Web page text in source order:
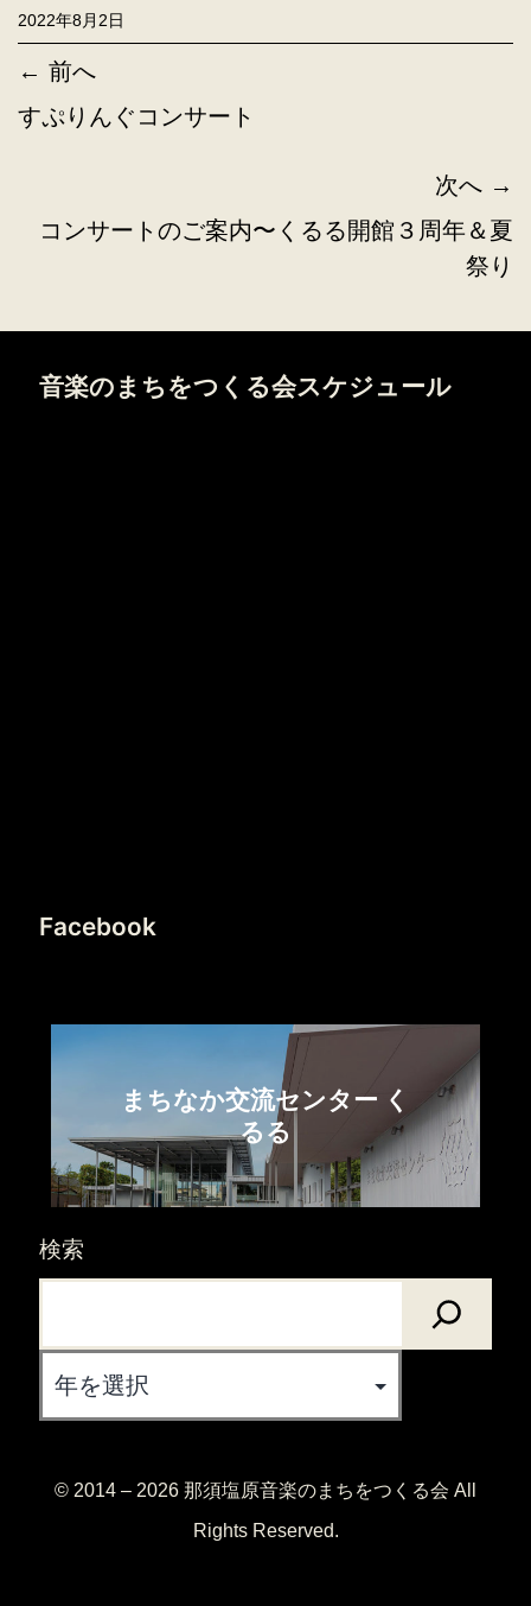
2022年8月2日
← 前へ
すぷりんぐコンサート
次へ →
コンサートのご案内〜くるる開館３周年＆夏
祭り
音楽のまちをつくる会スケジュール
Facebook
まちなか交流センター く
るる
検索
© 2014 – 2026 那須塩原音楽のまちをつくる会 All
Rights Reserved.